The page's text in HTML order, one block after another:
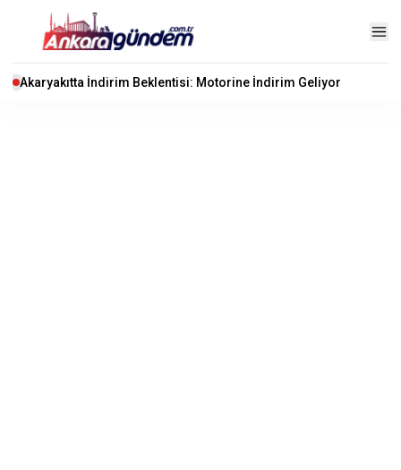
Akaryakıtta İndirim Beklentisi: Motorine İndirim Geliyor